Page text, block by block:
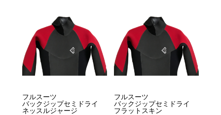
フルスーツ
バックジップセミドライ
ネッスルジャージ
フルスーツ
バックジップセミドライ
フラットスキン